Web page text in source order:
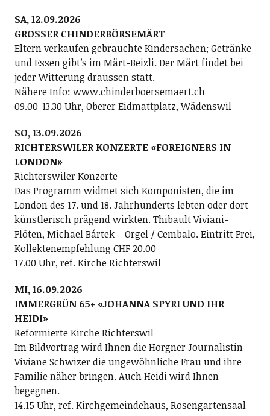
SA, 12.09.2026
GROSSER CHINDERBÖRSEMÄRT
Eltern verkaufen gebrauchte Kindersachen; Getränke
und Essen gibt’s im Märt-Beizli. Der Märt findet bei
jeder Witterung draussen statt.
Nähere Info: www.chinderboersemaert.ch
09.00-13.30 Uhr, Oberer Eidmattplatz, Wädenswil
SO, 13.09.2026
RICHTERSWILER KONZERTE «FOREIGNERS IN
LONDON»
Richterswiler Konzerte
Das Programm widmet sich Komponisten, die im
London des 17. und 18. Jahrhunderts lebten oder dort
künstlerisch prägend wirkten. Thibault Viviani-
Flöten, Michael Bártek – Orgel / Cembalo. Eintritt Frei,
Kollektenempfehlung CHF 20.00
17.00 Uhr, ref. Kirche Richterswil
MI, 16.09.2026
IMMERGRÜN 65+ «JOHANNA SPYRI UND IHR
HEIDI»
Reformierte Kirche Richterswil
Im Bildvortrag wird Ihnen die Horgner Journalistin
Viviane Schwizer die ungewöhnliche Frau und ihre
Familie näher bringen. Auch Heidi wird Ihnen
begegnen.
14.15 Uhr, ref. Kirchgemeindehaus, Rosengartensaal